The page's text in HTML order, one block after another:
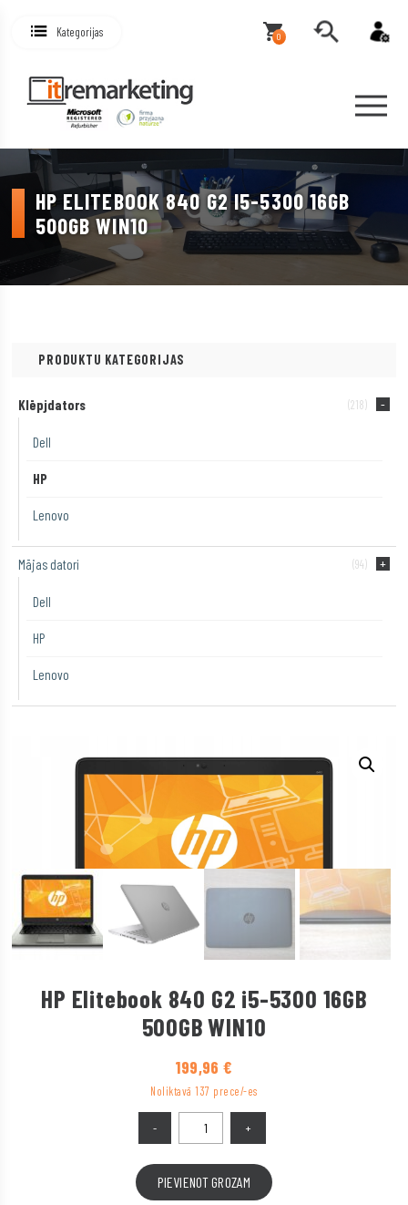
Kategorijas 0
HP ELITEBOOK 840 G2 I5-5300 16GB
500GB WIN10
PRODUKTU KATEGORIJAS
Klēpjdators (218)
Dell
HP
Lenovo
Mājas datori (94)
Dell
HP
Lenovo
HP Elitebook 840 G2 i5-5300 16GB
500GB WIN10
199,96€
Noliktavā 137 prece/-es
PIEVIENOT GROZAM